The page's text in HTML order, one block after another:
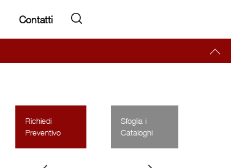
Contatti
Richiedi
Preventivo
Sfoglia i
Cataloghi